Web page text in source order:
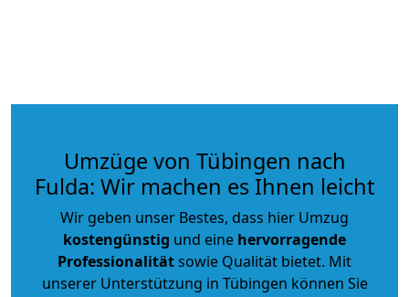
Umzüge von Tübingen nach
Fulda: Wir machen es Ihnen leicht
Wir geben unser Bestes, dass hier Umzug
kostengünstig und eine hervorragende
Professionalitätsowie Qualität bietet. Mit
unserer Unterstützung in Tübingen können Sie